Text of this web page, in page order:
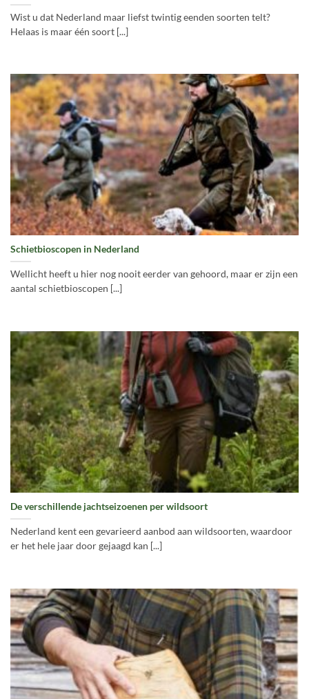
Wist u dat Nederland maar liefst twintig eenden soorten telt?
Helaas is maar één soort [...]
Schietbioscopen in Nederland
Wellicht heeft u hier nog nooit eerder van gehoord, maar er zijn een
aantal schietbioscopen [...]
De verschillende jachtseizoenen per wildsoort
Nederland kent een gevarieerd aanbod aan wildsoorten, waardoor
er het hele jaar door gejaagd kan [...]